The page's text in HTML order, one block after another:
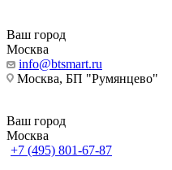
Ваш город
Москва
info@btsmart.ru
Москва, БП "Румянцево"
Ваш город
Москва
+7 (495) 801-67-87